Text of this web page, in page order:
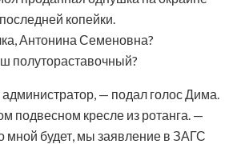
копейки.
Антонина Семеновна?
полутораставочный?
— подал голос Дима.
подвесном кресле из ротанга. —
мной будет, мы заявление в ЗАГС